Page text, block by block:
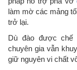
làm mờ các mảng
trở lại.
Dù đào được chế
chuyên gia vẫn
giữ nguyên vi chất